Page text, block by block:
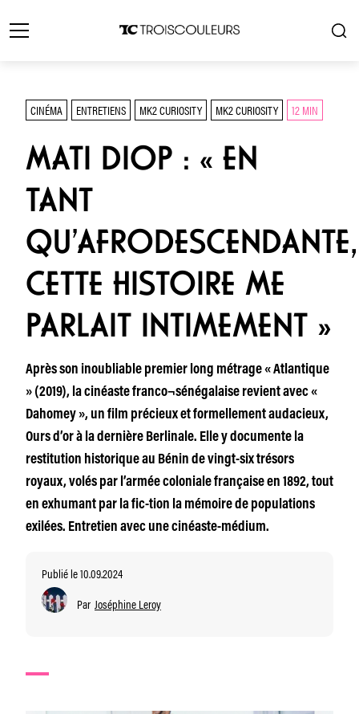
CINÉMA ENTRETIENS MK2 CURIOSITY MK2 CURIOSITY 12 MIN
MATI DIOP : « EN
TANT
QU’AFRODESCENDANTE,
CETTE HISTOIRE ME
PARLAIT INTIMEMENT »
Après son inoubliable premier long métrage « Atlantique
» (2019), la cinéaste franco¬sénégalaise revient avec «
Dahomey », un film précieux et formellement audacieux,
Ours d’or à la dernière Berlinale. Elle y documente la
restitution historique au Bénin de vingt-six trésors
royaux, volés par l’armée coloniale française en 1892, tout
en exhumant par la fic-tion la mémoire de populations
exilées. Entretien avec une cinéaste-médium.
Publié le 10.09.2024
Par Joséphine Leroy